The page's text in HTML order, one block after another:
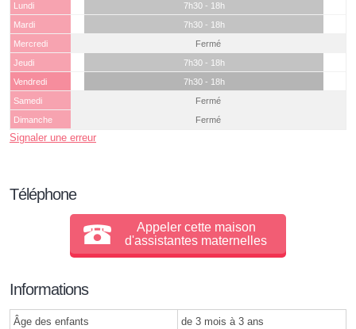
Lundi
7h30 - 18h
Mardi
7h30 - 18h
Mercredi
Fermé
Jeudi
7h30 - 18h
Vendredi
7h30 - 18h
Samedi
Fermé
Dimanche
Fermé
Signaler une erreur
Téléphone
Appeler cette maison
d'assistantes maternelles
Informations
Âge des enfants de 3 mois à 3 ans